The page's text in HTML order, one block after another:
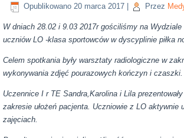
Opublikowano 20 marca 2017 Przez
W dniach 28.02 i 9.03 2017r gościliśmy na Wydziale
uczniów LO -klasa sportowców w dyscyplinie piłka
Celem spotkania były warsztaty radiologiczne w
wykonywania zdjęć pourazowych kończyn i czaszki.
Uczennice I r TE Sandra,Karolina i Lila
zakresie ułożeń pacjenta. Uczniowie z LO aktywnie
zajęciach.